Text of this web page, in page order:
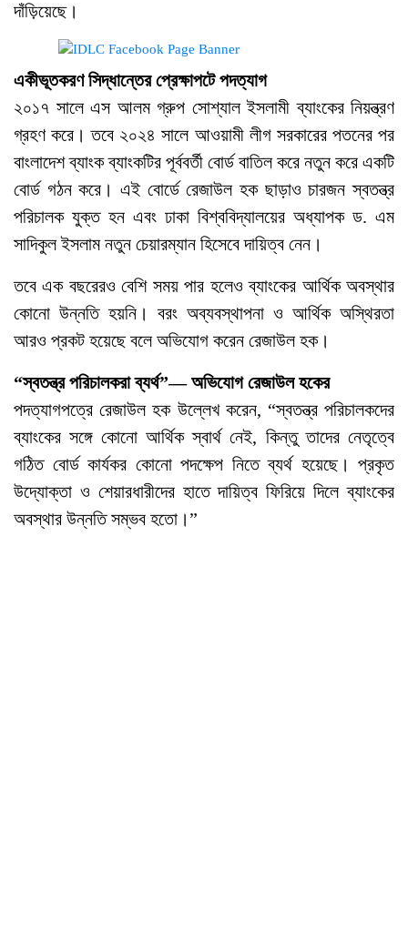
দাঁড়িয়েছে।
একীভূতকরণ সিদ্ধান্তের প্রেক্ষাপটে পদত্যাগ
২০১৭ সালে এস আলম গ্রুপ সোশ্যাল ইসলামী ব্যাংকের নিয়ন্ত্রণ
গ্রহণ করে। তবে ২০২৪ সালে আওয়ামী লীগ সরকারের পতনের পর
বাংলাদেশ ব্যাংক ব্যাংকটির পূর্ববর্তী বোর্ড বাতিল করে নতুন করে একটি
বোর্ড গঠন করে। এই বোর্ডে রেজাউল হক ছাড়াও চারজন স্বতন্ত্র
পরিচালক যুক্ত হন এবং ঢাকা বিশ্ববিদ্যালয়ের অধ্যাপক ড. এম
সাদিকুল ইসলাম নতুন চেয়ারম্যান হিসেবে দায়িত্ব নেন।
তবে এক বছরেরও বেশি সময় পার হলেও ব্যাংকের আর্থিক অবস্থার
কোনো উন্নতি হয়নি। বরং অব্যবস্থাপনা ও আর্থিক অস্থিরতা
আরও প্রকট হয়েছে বলে অভিযোগ করেন রেজাউল হক।
“স্বতন্ত্র পরিচালকরা ব্যর্থ”— অভিযোগ রেজাউল হকের
পদত্যাগপত্রে রেজাউল হক উল্লেখ করেন, “স্বতন্ত্র পরিচালকদের
ব্যাংকের সঙ্গে কোনো আর্থিক স্বার্থ নেই, কিন্তু তাদের নেতৃত্বে
গঠিত বোর্ড কার্যকর কোনো পদক্ষেপ নিতে ব্যর্থ হয়েছে। প্রকৃত
উদ্যোক্তা ও শেয়ারধারীদের হাতে দায়িত্ব ফিরিয়ে দিলে ব্যাংকের
অবস্থার উন্নতি সম্ভব হতো।”